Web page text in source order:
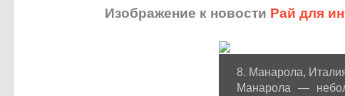
Изображение к новости Рай для
8. Манарола,
Манарола —